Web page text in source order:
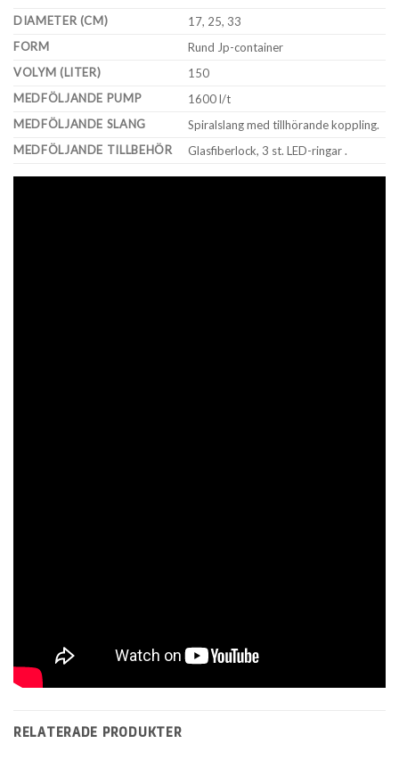
DIAMETER (CM)
17, 25, 33
FORM
Rund Jp-container
VOLYM (LITER)
150
MEDFÖLJANDE PUMP
1600 l/t
MEDFÖLJANDE SLANG
Spiralslang med tillhörande koppling.
MEDFÖLJANDE TILLBEHÖR
Glasfiberlock, 3 st. LED-ringar .
RELATERADE PRODUKTER